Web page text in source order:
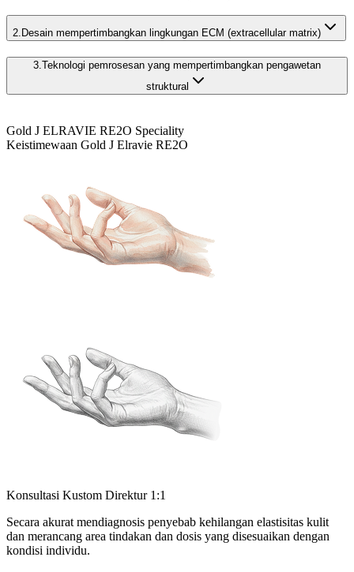
2. Desain mempertimbangkan lingkungan ECM (extracellular matrix)
3.Teknologi pemrosesan yang mempertimbangkan pengawetan
struktural
Gold J ELRAVIE RE2O Speciality
Keistimewaan Gold J Elravie RE2O
Konsultasi Kustom Direktur 1:1
Secara akurat mendiagnosis penyebab kehilangan elastisitas kulit
dan merancang area tindakan dan dosis yang disesuaikan dengan
kondisi individu.